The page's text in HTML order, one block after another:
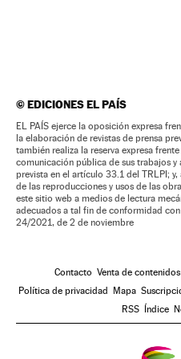
©EDICIONES EL PAÍS
EL PAÍS ejerce la oposición expresa
la elaboración de revistas de prensa
también realiza la reserva expresa
comunicación pública de sus trabajos
prevista en el artículo 33.1 del TRLPI;
de las reproducciones y usos de las
este sitio web a medios de lectura
adecuados a tal fin de conformidad
24/2021, de 2 de noviembre
Contacto Venta de contenidos
Política de privacidad Mapa
RSS Índice